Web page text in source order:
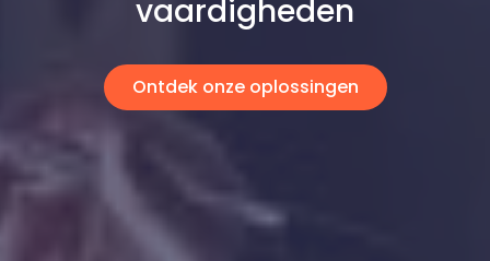
vaardigheden
Ontdek onze oplossingen